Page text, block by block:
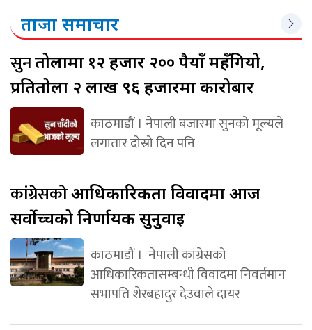
ताजा समाचार
सुनतोलामा १२ हजार २०० रुपैयाँ महँगियो,
प्रतितोला २ लाख ९६ हजारमा कारोबार
काठमाडौं । नेपाली बजारमा सुनको मूल्यले
लगातार दोस्रो दिन पनि
कांग्रेसकोआधिकारिकता विवादमा आज
सर्वोच्चको निर्णायक सुनुवाइ
काठमाडौं । नेपाली कांग्रेसको
आधिकारिकतासम्बन्धी विवादमा निवर्तमान
सभापति शेरबहादुर देउवाले दायर